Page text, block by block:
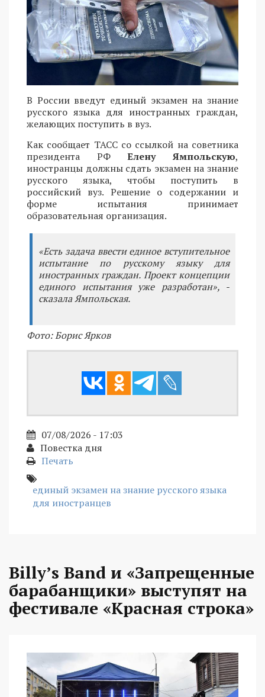
В России введут единый экзамен на знание
русского языка для иностранных граждан,
желающих поступить в вуз.
Как сообщает ТАСС со ссылкой на советника
президента РФЕлену Ямпольскую,
иностранцы должны сдать экзамен на знание
русского языка, чтобы поступить в
российский вуз. Решение о содержании и
форме испытания принимает
образовательная организация.
«Есть задача ввести единое вступительное
испытание по русскому языку для
иностранных граждан. Проект концепции
единого испытания уже разработан», -
сказала Ямпольская.
Фото: Борис Ярков
07/08/2026 - 17:03
Повестка дня
Печать
единый экзамен на знание русского языка
для иностранцев
Billy’s Band и «Запрещенные
барабанщики» выступят на
фестивале «Красная строка»